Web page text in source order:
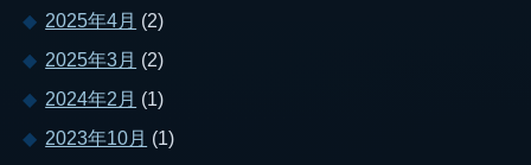
2025年4月 (2)
2025年3月 (2)
2024年2月 (1)
2023年10月 (1)